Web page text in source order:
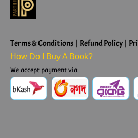
Terms & Conditions | Refund Policy |
How Do I Buy A Book?
We accept payment via: